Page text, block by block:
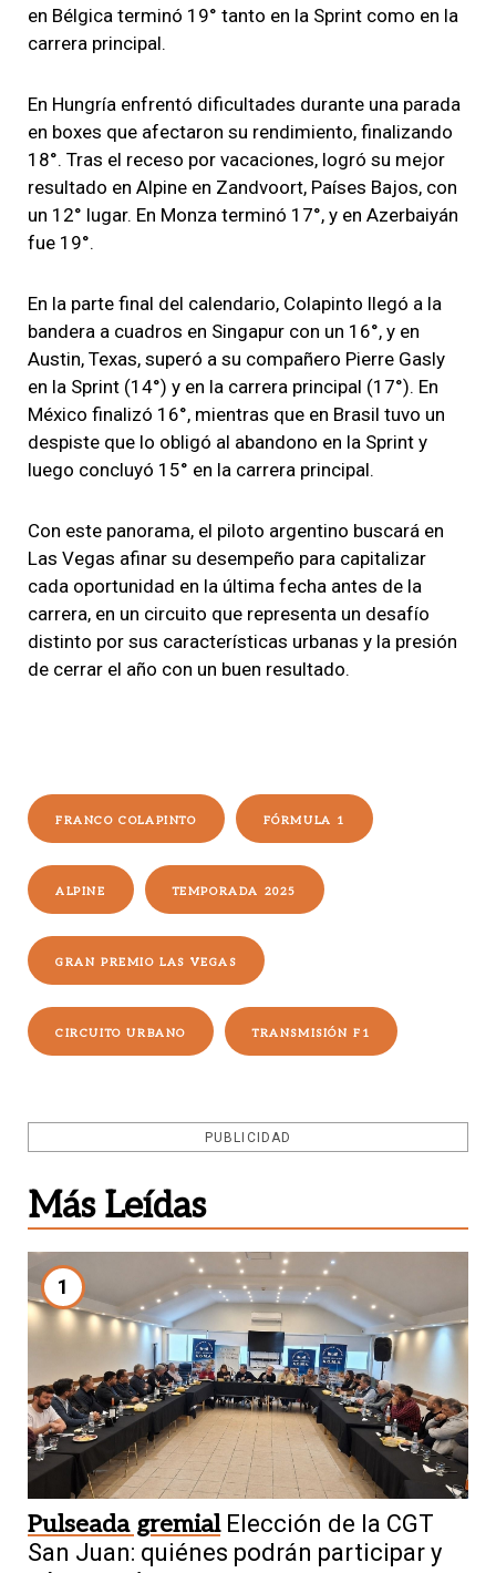
en Bélgica terminó 19° tanto en la Sprint como en la
carrera principal.
En Hungría enfrentó dificultades durante una parada
en boxes que afectaron su rendimiento, finalizando
18°. Tras el receso por vacaciones, logró su mejor
resultado en Alpine en Zandvoort, Países Bajos, con
un 12° lugar. En Monza terminó 17°, y en Azerbaiyán
fue 19°.
En la parte final del calendario, Colapinto llegó a la
bandera a cuadros en Singapur con un 16°, y en
Austin, Texas, superó a su compañero Pierre Gasly
en la Sprint (14°) y en la carrera principal (17°). En
México finalizó 16°, mientras que en Brasil tuvo un
despiste que lo obligó al abandono en la Sprint y
luego concluyó 15° en la carrera principal.
Con este panorama, el piloto argentino buscará en
Las Vegas afinar su desempeño para capitalizar
cada oportunidad en la última fecha antes de la
carrera, en un circuito que representa un desafío
distinto por sus características urbanas y la presión
de cerrar el año con un buen resultado.
FRANCO COLAPINTO FÓRMULA 1
ALPINE TEMPORADA 2025
GRAN PREMIO LAS VEGAS
CIRCUITO URBANO TRANSMISIÓN F1
PUBLICIDAD
Más Leídas
1
Pulseada gremial Elección de la CGT
San Juan: quiénes podrán participar y